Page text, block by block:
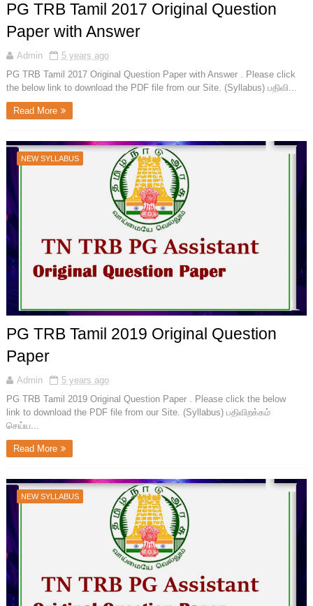
PG TRB Tamil 2017 Original Question
Paper with Answer
Admin
5 years ago
PG TRB Tamil 2017 Original Question Paper with Answer . Please click
the below link to download the PDF file from our Site. (Syllabus) பதிவி...
Read More
NEW SYLLABUS
PG TRB Tamil 2019 Original Question
Paper
Admin
5 years ago
PG TRB Tamil 2019 Original Question Paper . Please click the below
link to download the PDF file from our Site. (Syllabus) பதிவிறக்கம்
செய்ய...
Read More
NEW SYLLABUS